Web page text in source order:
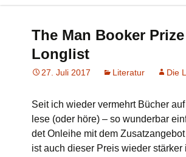
The Man Booker Prize
Longlist
27. Juli 2017 Literatur Die
Seit ich wieder vermehrt Bücher
lese (oder höre) – so wunderbar
det Onleihe mit dem
ist auch dieser Preis wieder stärker